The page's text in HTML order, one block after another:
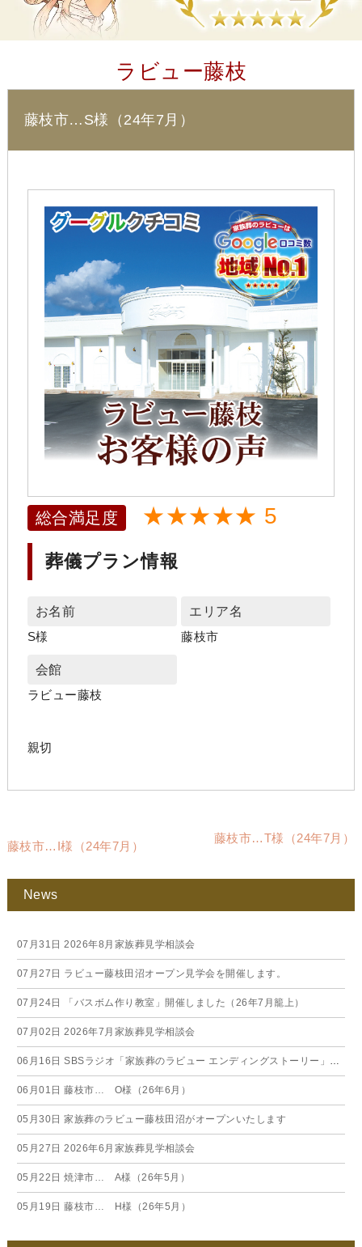
ラビュー藤枝
藤枝市…S様（24年7月）
総合満足度 ★★★★★ 5
葬儀プラン情報
お名前
S様
エリア名
藤枝市
会館
ラビュー藤枝
親切
藤枝市…I様（24年7月）
藤枝市…T様（24年7月）
News
07月31日 2026年8月家族葬見学相談会
07月27日 ラビュー藤枝田沼オープン見学会を開催します。
07月24日 「バスボム作り教室」開催しました（26年7月籠上）
07月02日 2026年7月家族葬見学相談会
06月16日 SBSラジオ「家族葬のラビュー エンディングストーリー」に弊社スタッフが出演いたしました（26年6月）
06月01日 藤枝市… O様（26年6月）
05月30日 家族葬のラビュー藤枝田沼がオープンいたします
05月27日 2026年6月家族葬見学相談会
05月22日 焼津市… A様（26年5月）
05月19日 藤枝市… H様（26年5月）